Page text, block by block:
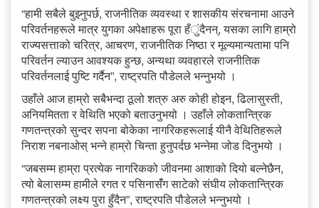
“हामी सबैले बुझ्नुपर्छ, राजनीतिक व्यवस्था र शासकीय संरचनामा आउने
परिवर्तनहरूले मात्र युगका अपेक्षाहरू पूरा हँुंदैनन्, यसका लागि हाम्रो
राज्यसत्ताको चरित्र, आचरण, राजनीतिक निष्ठा र मूल्यमान्यतामा पनि
परिवर्तन ल्याउन आवश्यक हुन्छ, अन्यथा व्यवहारले राजनीतिक
परिवर्तनलाई पुष्टि गर्दैन”, राष्ट्रपति पौडेलले भन्नुभयो ।
उहाँले आज हाम्रो सबैभन्दा ठूलो शत्रु अरु कोही होइन, ढिलासुस्ती,
अनियमितता र वेथिति भएको बताउनुभयो । उहाँले लोकतान्त्रिक
गणतन्त्रको सुन्दर सपना बोकेका नागरिकहरूलाई यीनै वेथितिहरूले
निराश नबनाओस् भन्ने हाम्रो चिन्ता हुनुपर्दछ भन्नेमा जोड दिनुभयो ।
“जबसम्म हाम्रा प्रत्येक नागरिकको जीवनमा आशाको दियो बल्नेछैन,
त्यो बेलासम्म हामीले रगत र पसिनासँंग साटेको संघीय लोकतान्त्रिक
गणतन्त्रको लक्ष्य पुरा हुँदैन”, राष्ट्रपति पौडेलले भन्नुभयो ।